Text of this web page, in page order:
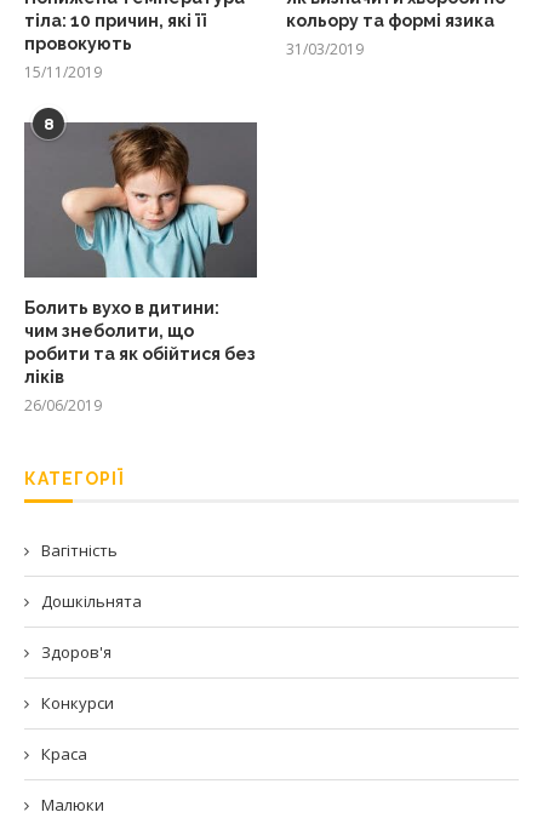
тіла: 10 причин, які її
провокують
15/11/2019
кольору та формі язика
31/03/2019
8
Болить вухо в дитини:
чим знеболити, що
робити та як обійтися без
ліків
26/06/2019
КАТЕГОРІЇ
Вагітність
Дошкільнята
Здоров'я
Конкурси
Краса
Малюки